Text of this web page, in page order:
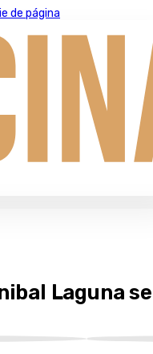
de página
Laguna